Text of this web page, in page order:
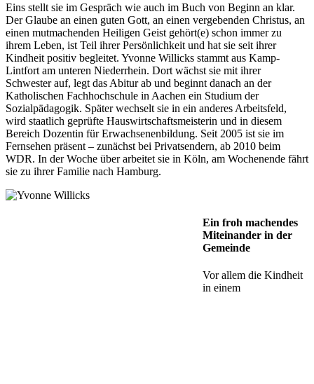
Eins stellt sie im Gespräch wie auch im Buch von Beginn an klar.
Der Glaube an einen guten Gott, an einen vergebenden Christus, an
einen mutmachenden Heiligen Geist gehört(e) schon immer zu
ihrem Leben, ist Teil ihrer Persönlichkeit und hat sie seit ihrer
Kindheit positiv begleitet. Yvonne Willicks stammt aus Kamp-
Lintfort am unteren Niederrhein. Dort wächst sie mit ihrer
Schwester auf, legt das Abitur ab und beginnt danach an der
Katholischen Fachhochschule in Aachen ein Studium der
Sozialpädagogik. Später wechselt sie in ein anderes Arbeitsfeld,
wird staatlich geprüfte Hauswirtschaftsmeisterin und in diesem
Bereich Dozentin für Erwachsenenbildung. Seit 2005 ist sie im
Fernsehen präsent – zunächst bei Privatsendern, ab 2010 beim
WDR. In der Woche über arbeitet sie in Köln, am Wochenende fährt
sie zu ihrer Familie nach Hamburg.
Ein froh machendes
Miteinander in der
Gemeinde
Vor allem die Kindheit
in einem